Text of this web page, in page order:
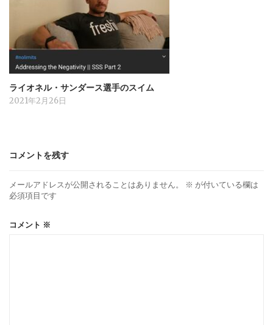
ライオネル・サンダース選手のスイム
2021年2月26日
コメントを残す
メールアドレスが公開されることはありません。 ※ が付いている欄は
必須項目です
コメント ※